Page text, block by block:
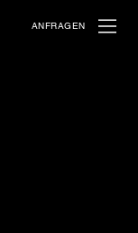
ANFRAGEN